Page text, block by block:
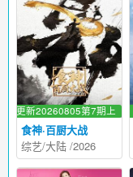
食神·百厨大战
更新20260805第7期上
综艺/大陆 /2026